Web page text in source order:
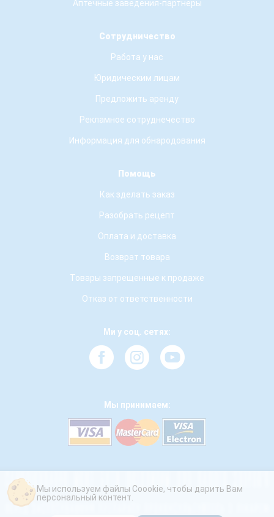
Аптечные заведения-партнеры
Сотрудничество
Работа у нас
Юридическим лицам
Предложить аренду
Рекламное сотруднечество
Информация для обнародования
Помощь
Как зделать заказ
Разобрать рецепт
Оплата и доставка
Возврат товара
Товары запрещенные к продаже
Отказ от ответственности
Ми у соц. сетях:
Мы принимаем:
Мы используем файлы Coookie, чтобы дарить Вам
персональный контент.